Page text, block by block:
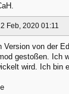
Feb, 2020 01:11
Version von der
gestoßen. Ich
wird. Ich bin